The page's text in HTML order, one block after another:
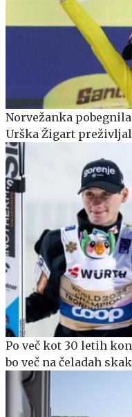
Norvežanka
Urška Žigart
Po več kot 30 letih
bo več na čeladah